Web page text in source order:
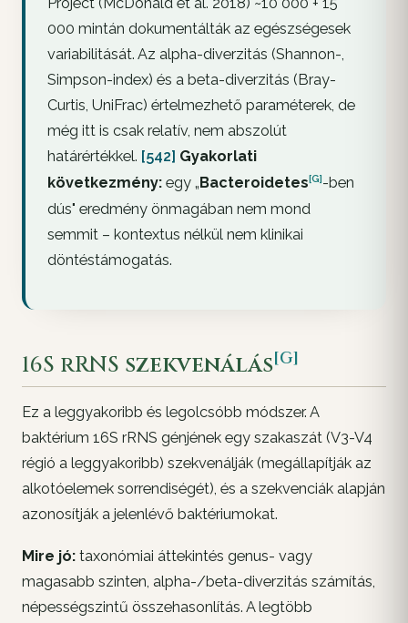
Project (McDonald et al. 2018) ~10 000 + 15
000 mintán dokumentálták az egészségesek
variabilitását. Az alpha-diverzitás (Shannon-,
Simpson-index) és a beta-diverzitás (Bray-
Curtis, UniFrac) értelmezhető paraméterek, de
még itt is csak relatív, nem abszolút
határértékkel. [542] Gyakorlati
következmény: egy „Bacteroidetes[G]-ben
dús" eredmény önmagában nem mond
semmit – kontextus nélkül nem klinikai
döntéstámogatás.
16S rRNS szekvenálás[G]
Ez a leggyakoribb és legolcsóbb módszer. A
baktérium 16S rRNS génjének egy szakaszát (V3-V4
régió a leggyakoribb) szekvenálják (megállapítják az
alkotóelemek sorrendiségét), és a szekvenciák alapján
azonosítják a jelenlévő baktériumokat.
Mire jó: taxonómiai áttekintés genus- vagy
magasabb szinten, alpha-/beta-diverzitás számítás,
népességszintű összehasonlítás. A legtöbb